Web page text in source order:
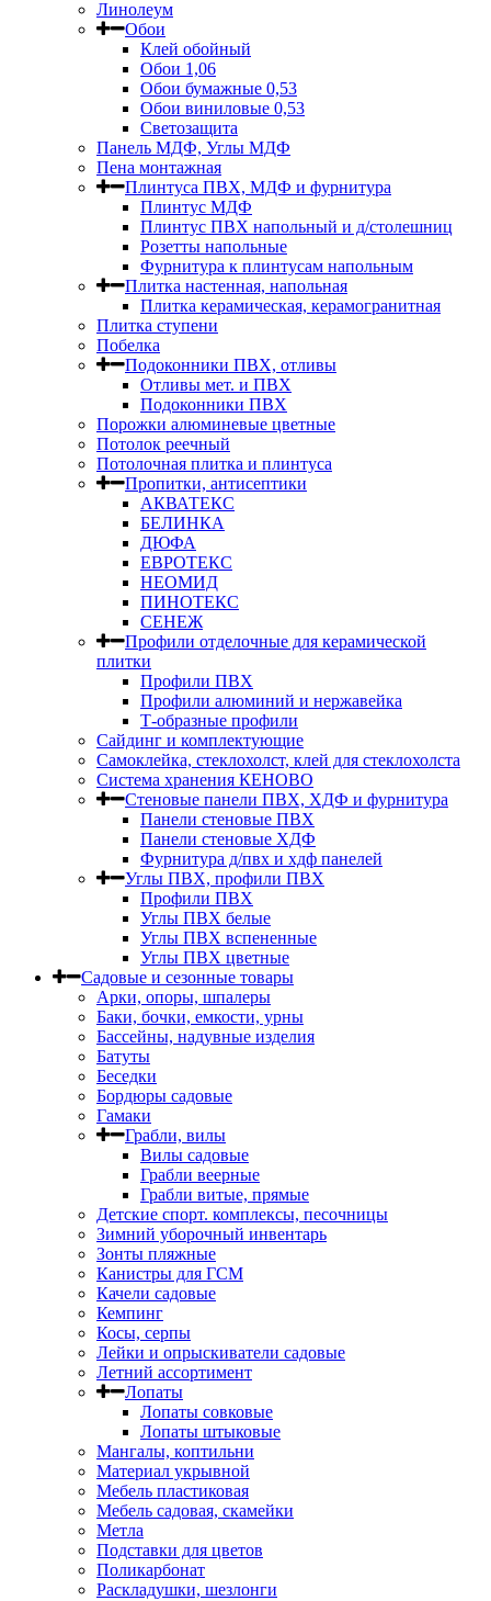
Линолеум
Обои
Клей обойный
Обои 1,06
Обои бумажные 0,53
Обои виниловые 0,53
Светозащита
Панель МДФ, Углы МДФ
Пена монтажная
Плинтуса ПВХ, МДФ и фурнитура
Плинтус МДФ
Плинтус ПВХ напольный и д/столешниц
Розетты напольные
Фурнитура к плинтусам напольным
Плитка настенная, напольная
Плитка керамическая, керамогранитная
Плитка ступени
Побелка
Подоконники ПВХ, отливы
Отливы мет. и ПВХ
Подоконники ПВХ
Порожки алюминевые цветные
Потолок реечный
Потолочная плитка и плинтуса
Пропитки, антисептики
АКВАТЕКС
БЕЛИНКА
ДЮФА
ЕВРОТЕКС
НЕОМИД
ПИНОТЕКС
СЕНЕЖ
Профили отделочные для керамической
плитки
Профили ПВХ
Профили алюминий и нержавейка
Т-образные профили
Сайдинг и комплектующие
Самоклейка, стеклохолст, клей для стеклохолста
Система хранения КЕНОВО
Стеновые панели ПВХ, ХДФ и фурнитура
Панели стеновые ПВХ
Панели стеновые ХДФ
Фурнитура д/пвх и хдф панелей
Углы ПВХ, профили ПВХ
Профили ПВХ
Углы ПВХ белые
Углы ПВХ вспененные
Углы ПВХ цветные
Садовые и сезонные товары
Арки, опоры, шпалеры
Баки, бочки, емкости, урны
Бассейны, надувные изделия
Батуты
Беседки
Бордюры садовые
Гамаки
Грабли, вилы
Вилы садовые
Грабли веерные
Грабли витые, прямые
Детские спорт. комплексы, песочницы
Зимний уборочный инвентарь
Зонты пляжные
Канистры для ГСМ
Качели садовые
Кемпинг
Косы, серпы
Лейки и опрыскиватели садовые
Летний ассортимент
Лопаты
Лопаты совковые
Лопаты штыковые
Мангалы, коптильни
Материал укрывной
Мебель пластиковая
Мебель садовая, скамейки
Метла
Подставки для цветов
Поликарбонат
Раскладушки, шезлонги